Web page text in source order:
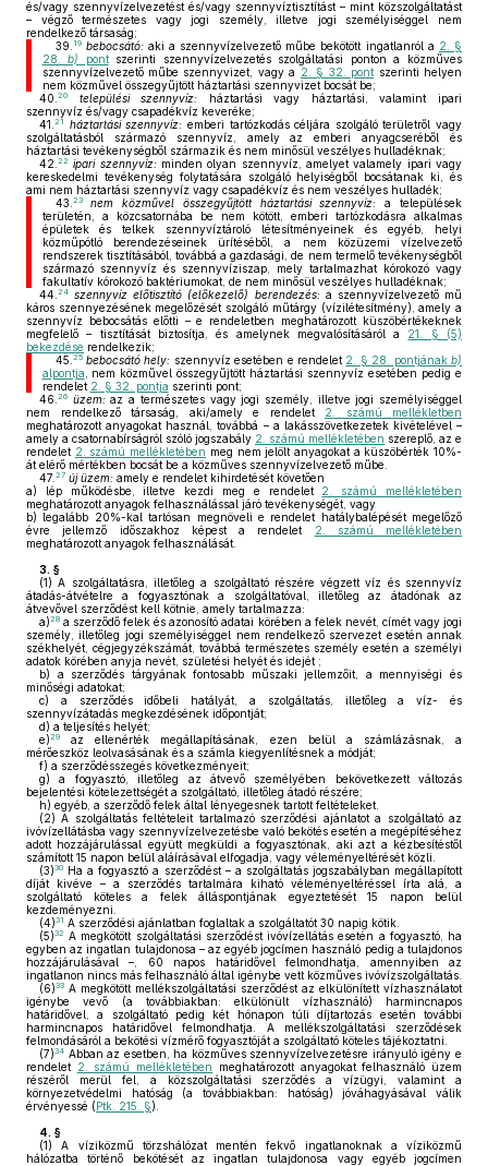
és/vagy szennyvízelvezetést és/vagy szennyvíztisztítást – mint közszolgáltatást
– végző természetes vagy jogi személy, illetve jogi személyiséggel nem
rendelkező társaság;
39. 19 bebocsátó:aki a szennyvízelvezető műbe bekötött ingatlanról a 2. §
28.b) pontszerinti szennyvízelvezetés szolgáltatási ponton a közműves
szennyvízelvezető műbe szennyvizet, vagy a 2. § 32. pont szerinti helyen
nem közművel összegyűjtött háztartási szennyvizet bocsát be;
40. 20 települési szennyvíz: háztartási vagy háztartási, valamint ipari
szennyvíz és/vagy csapadékvíz keveréke;
41. 21 háztartási szennyvíz: emberi tartózkodás céljára szolgáló területről vagy
szolgáltatásból származó szennyvíz, amely az emberi anyagcseréből és
háztartási tevékenységből származik és nem minősül veszélyes hulladéknak;
42. 22 ipari szennyvíz:minden olyan szennyvíz, amelyet valamely ipari vagy
kereskedelmi tevékenység folytatására szolgáló helyiségből bocsátanak ki, és
ami nem háztartási szennyvíz vagy csapadékvíz és nem veszélyes hulladék;
43. 23 nem közművel összegyűjtött háztartási szennyvíz: a települések
területén, a közcsatornába be nem kötött, emberi tartózkodásra alkalmas
épületek és telkek szennyvíztároló létesítményeinek és egyéb, helyi
közműpótló berendezéseinek ürítéséből, a nem közüzemi vízelvezető
rendszerek tisztításából, továbbá a gazdasági, de nem termelő tevékenységből
származó szennyvíz és szennyvíziszap, mely tartalmazhat kórokozó vagy
fakultatív kórokozó baktériumokat, de nem minősül veszélyes hulladéknak;
44. 24 szennyvíz előtisztító (előkezelő) berendezés:a szennyvízelvezető mű
káros szennyezésének megelőzését szolgáló műtárgy (vízilétesítmény), amely a
szennyvíz bebocsátás előtti – e rendeletben meghatározott küszöbértékeknek
megfelelő – tisztítását biztosítja, és amelynek megvalósításáról a 21. § (5)
bekezdése rendelkezik;
45. 25 bebocsátó hely: szennyvíz esetében e rendelet 2. § 28. pontjánakb)
alpontja , nem közművel összegyűjtött háztartási szennyvíz esetében pedig e
rendelet 2. § 32. pontja szerinti pont;
46. 26 üzem:az a természetes vagy jogi személy, illetve jogi személyiséggel
nem rendelkező társaság, aki/amely e rendelet 2. számú mellékletben
meghatározott anyagokat használ, továbbá – a lakásszövetkezetek kivételével –
amely a csatornabírságról szóló jogszabály 2. számú mellékletében szereplő, az e
rendelet 2. számú mellékletében meg nem jelölt anyagokat a küszöbérték 10%-
át elérő mértékben bocsát be a közműves szennyvízelvezető műbe.
47. 27 új üzem: amely e rendelet kihirdetését követően
a) lép működésbe, illetve kezdi meg e rendelet 2. számú mellékletében
meghatározott anyagok felhasználással járó tevékenységét, vagy
b) legalább 20%-kal tartósan megnöveli e rendelet hatálybalépését megelőző
évre jellemző időszakhoz képest a rendelet
2. számú mellékletében
meghatározott anyagok felhasználását.
3. §
(1) A szolgáltatásra, illetőleg a szolgáltató részére végzett víz és szennyvíz
átadás-átvételre a fogyasztónak a szolgáltatóval, illetőleg az átadónak az
átvevővel szerződést kell kötnie, amely tartalmazza:
a)28 a szerződő felek és azonosító adatai körében a felek nevét, címét vagy jogi
személy, illetőleg jogi személyiséggel nem rendelkező szervezet esetén annak
székhelyét, cégjegyzékszámát, továbbá természetes személy esetén a személyi
adatok körében anyja nevét, születési helyét és idejét ;
b) a szerződés tárgyának fontosabb műszaki jellemzőit, a mennyiségi és
minőségi adatokat;
c) a szerződés időbeli hatályát, a szolgáltatás, illetőleg a víz- és
szennyvízátadás megkezdésének időpontját;
d) a teljesítés helyét;
e)29
az ellenérték megállapításának, ezen belül a számlázásnak, a
mérőeszköz leolvasásának és a számla kiegyenlítésnek a módját;
f) a szerződésszegés következményeit;
g) a fogyasztó, illetőleg az átvevő személyében bekövetkezett változás
bejelentési kötelezettségét a szolgáltató, illetőleg átadó részére;
h) egyéb, a szerződő felek által lényegesnek tartott feltételeket.
(2) A szolgáltatás feltételeit tartalmazó szerződési ajánlatot a szolgáltató az
ivóvízellátásba vagy szennyvízelvezetésbe való bekötés esetén a megépítéséhez
adott hozzájárulással együtt megküldi a fogyasztónak, aki azt a kézbesítéstől
számított 15 napon belül aláírásával elfogadja, vagy véleményeltérését közli.
(3)30 Ha a fogyasztó a szerződést – a szolgáltatás jogszabályban megállapított
díját kivéve – a szerződés tartalmára kiható véleményeltéréssel írta alá, a
szolgáltató köteles a felek álláspontjának egyeztetését 15 napon belül
kezdeményezni.
(4)31 A szerződési ajánlatban foglaltak a szolgáltatót 30 napig kötik.
(5)32 A megkötött szolgáltatási szerződést ivóvízellátás esetén a fogyasztó, ha
egyben az ingatlan tulajdonosa – az egyéb jogcímen használó pedig a tulajdonos
hozzájárulásával –, 60 napos határidővel felmondhatja, amennyiben az
ingatlanon nincs más felhasználó által igénybe vett közműves ivóvízszolgáltatás.
(6)33 A megkötött mellékszolgáltatási szerződést az elkülönített vízhasználatot
igénybe vevő (a továbbiakban: elkülönült vízhasználó) harmincnapos
határidővel, a szolgáltató pedig két hónapon túli díjtartozás esetén további
harmincnapos határidővel felmondhatja. A mellékszolgáltatási szerződések
felmondásáról a bekötési vízmérő fogyasztóját a szolgáltató köteles tájékoztatni.
(7)34 Abban az esetben, ha közműves szennyvízelvezetésre irányuló igény e
rendelet 2. számú mellékletében meghatározott anyagokat felhasználó üzem
részéről merül fel, a közszolgáltatási szerződés a vízügyi, valamint a
környezetvédelmi hatóság (a továbbiakban: hatóság) jóváhagyásával válik
érvényessé (Ptk. 215. §).
4. §
(1) A víziközmű törzshálózat mentén fekvő ingatlanoknak a víziközmű
hálózatba történő bekötését az ingatlan tulajdonosa vagy egyéb jogcímen